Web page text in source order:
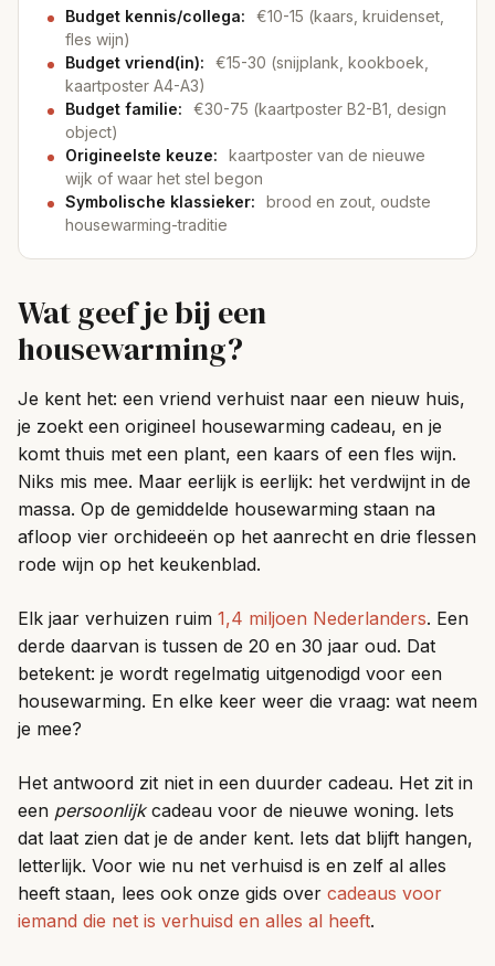
Budget kennis/collega:
€10-15 (kaars, kruidenset,
fles wijn)
Budget vriend(in):
€15-30 (snijplank, kookboek,
kaartposter A4-A3)
Budget familie:
€30-75 (kaartposter B2-B1, design
object)
Origineelste keuze:
kaartposter van de nieuwe
wijk of waar het stel begon
Symbolische klassieker:
brood en zout, oudste
housewarming-traditie
Wat geef je bij een
housewarming?
Je kent het: een vriend verhuist naar een nieuw huis,
je zoekt een origineel housewarming cadeau, en je
komt thuis met een plant, een kaars of een fles wijn.
Niks mis mee. Maar eerlijk is eerlijk: het verdwijnt in de
massa. Op de gemiddelde housewarming staan na
afloop vier orchideeën op het aanrecht en drie flessen
rode wijn op het keukenblad.
Elk jaar verhuizen ruim 1,4 miljoen Nederlanders. Een
derde daarvan is tussen de 20 en 30 jaar oud. Dat
betekent: je wordt regelmatig uitgenodigd voor een
housewarming. En elke keer weer die vraag: wat neem
je mee?
Het antwoord zit niet in een duurder cadeau. Het zit in
een persoonlijkcadeau voor de nieuwe woning. Iets
dat laat zien dat je de ander kent. Iets dat blijft hangen,
letterlijk. Voor wie nu net verhuisd is en zelf al alles
heeft staan, lees ook onze gids over cadeaus voor
iemand die net is verhuisd en alles al heeft.